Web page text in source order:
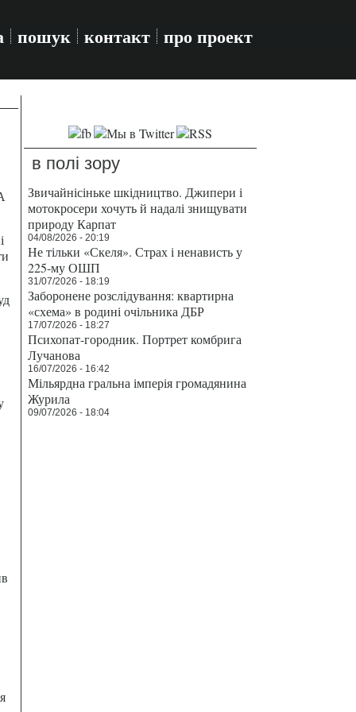
пошук контакт про проект
в полі зору
Звичайнісіньке шкідництво. Джипери і
мотокросери хочуть й надалі знищувати
природу Карпат
04/08/2026 - 20:19
Не тільки «Скеля». Страх і ненависть у
225-му ОШП
31/07/2026 - 18:19
Заборонене розслідування: квартирна
«схема» в родині очільника ДБР
17/07/2026 - 18:27
Психопат-городник. Портрет комбрига
Лучанова
16/07/2026 - 16:42
Мільярдна гральна імперія громадянина
Журила
09/07/2026 - 18:04